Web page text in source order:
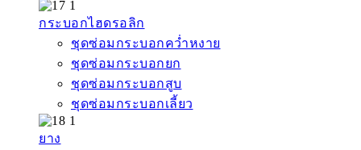
กระบอกไฮดรอลิก
ชุดซ่อมกระบอกคว่ำหงาย
ชุดซ่อมกระบอกยก
ชุดซ่อมกระบอกสูบ
ชุดซ่อมกระบอกเลี้ยว
ยาง